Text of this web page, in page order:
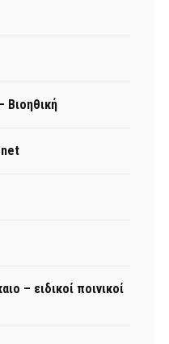
Βιοηθική
– ειδικοί ποινικοί